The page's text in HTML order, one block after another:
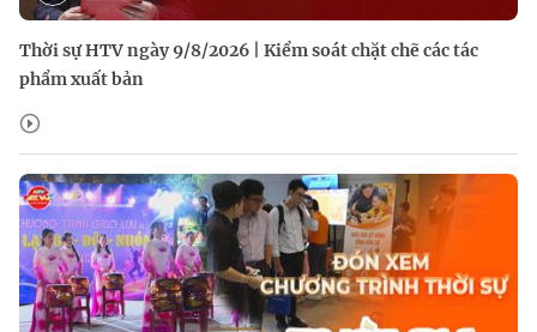
Thời sự HTV ngày 9/8/2026 | Kiểm soát chặt chẽ các tác
phẩm xuất bản